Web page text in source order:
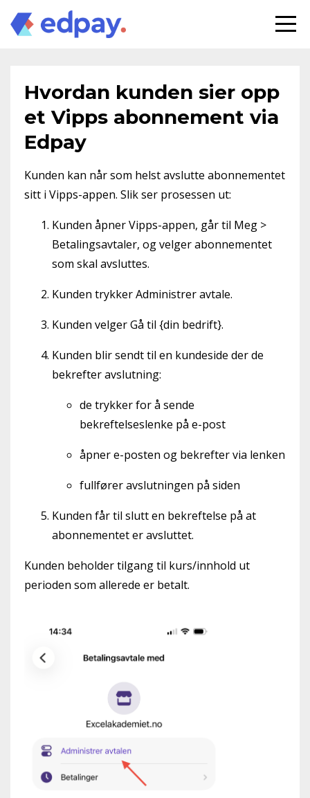
Hvordan kunden sier opp
et Vipps abonnement via
Edpay
Kunden kan når som helst avslutte abonnementet
sitt i Vipps-appen. Slik ser prosessen ut:
Kunden åpner Vipps-appen, går til Meg >
Betalingsavtaler, og velger abonnementet
som skal avsluttes.
Kunden trykker Administrer avtale.
Kunden velger Gå til {din bedrift}.
Kunden blir sendt til en kundeside der de
bekrefter avslutning:
de trykker for å sende
bekreftelseslenke på e-post
åpner e-posten og bekrefter via lenken
fullfører avslutningen på siden
Kunden får til slutt en bekreftelse på at
abonnementet er avsluttet.
Kunden beholder tilgang til kurs/innhold ut
perioden som allerede er betalt.